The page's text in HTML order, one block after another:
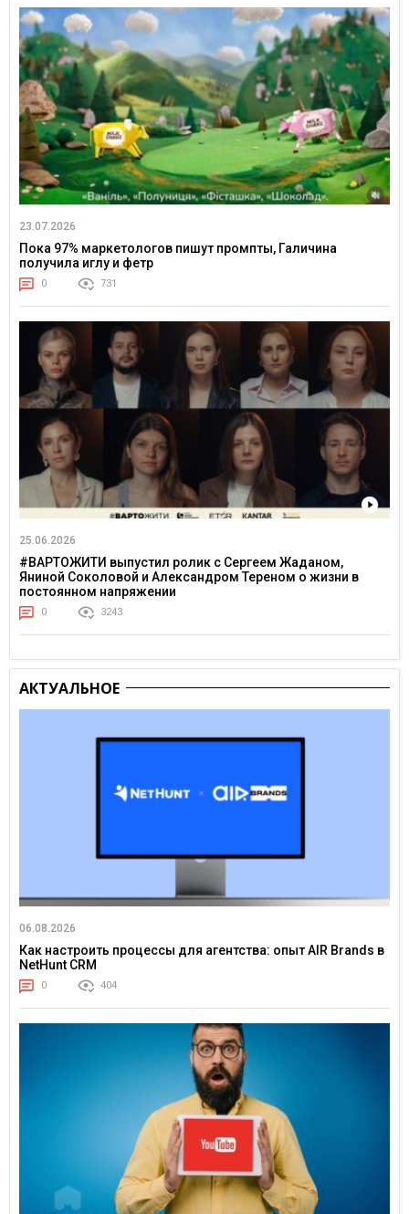
23.07.2026
Пока 97% маркетологов пишут промпты, Галичина
получила иглу и фетр
0 731
25.06.2026
#ВАРТОЖИТИ выпустил ролик с Сергеем Жаданом,
Яниной Соколовой и Александром Тереном о жизни в
постоянном напряжении
0 3243
АКТУАЛЬНОЕ
06.08.2026
Как настроить процессы для агентства: опыт AIR Brands в
NetHunt CRM
0 404